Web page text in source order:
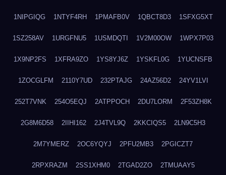
1NIPGIQG 1NTYF4RH 1PMAFB0V 1QBCT8D3 1SFXG5XT
1SZ258AV 1URGFNU5 1USMDQTI 1V2M00OW 1WPX7P03
1X9NP2FS 1XFRA9ZO 1YS8YJ6Z 1YSKFL0G 1YUCNSFB
1ZOCGLFM 2110Y7UD 232PTAJG 24AZ56D2 24YV1LVI
252T7VNK 254O5EQJ 2ATPPOCH 2DU7LORM 2F53ZH8K
2G8M6D58 2IIHI162 2J4TVL9Q 2KKCIQS5 2LN9C5H3
2M7YMERZ 2OC6YQYJ 2PFU2MB3 2PGICZT7
2RPXRAZM 2SS1XHM0 2TGAD2ZO 2TMUAAY5